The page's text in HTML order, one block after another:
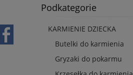
Podkategorie
KARMIENIE DZIECKA
Butelki do karmienia
Gryzaki do pokarmu